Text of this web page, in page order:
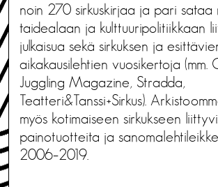
noin 270 sirkuskirjaa ja pari sataa
taidealaan ja kulttuuripolitiikkaan
julkaisua sekä sirkuksen ja
aikakausilehtien vuosikertoja (mm.
Juggling Magazine, Stradda,
Teatteri&Tanssi+Sirkus).
myös kotimaiseen sirkukseen
painotuotteita ja
2006–2019.